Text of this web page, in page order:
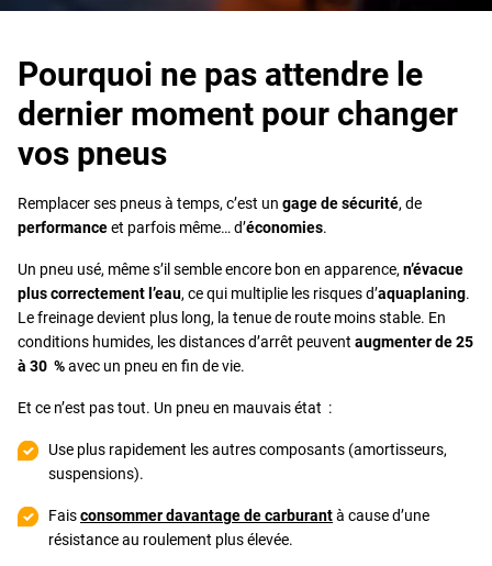
Pourquoi ne pas attendre le
dernier moment pour changer
vos pneus
Remplacer ses pneus à temps, c’est un gage de sécurité, de
performanceet parfois même… d’économies.
Un pneu usé, même s’il semble encore bon en apparence, n’évacue
plus correctement l’eau, ce qui multiplie les risques d’aquaplaning.
Le freinage devient plus long, la tenue de route moins stable. En
conditions humides, les distances d’arrêt peuvent augmenter de 25
à 30 %avec un pneu en fin de vie.
Et ce n’est pas tout. Un pneu en mauvais état :
Use plus rapidement les autres composants (amortisseurs,
suspensions).
Faisconsommer davantage de carburantà cause d’une
résistance au roulement plus élevée.